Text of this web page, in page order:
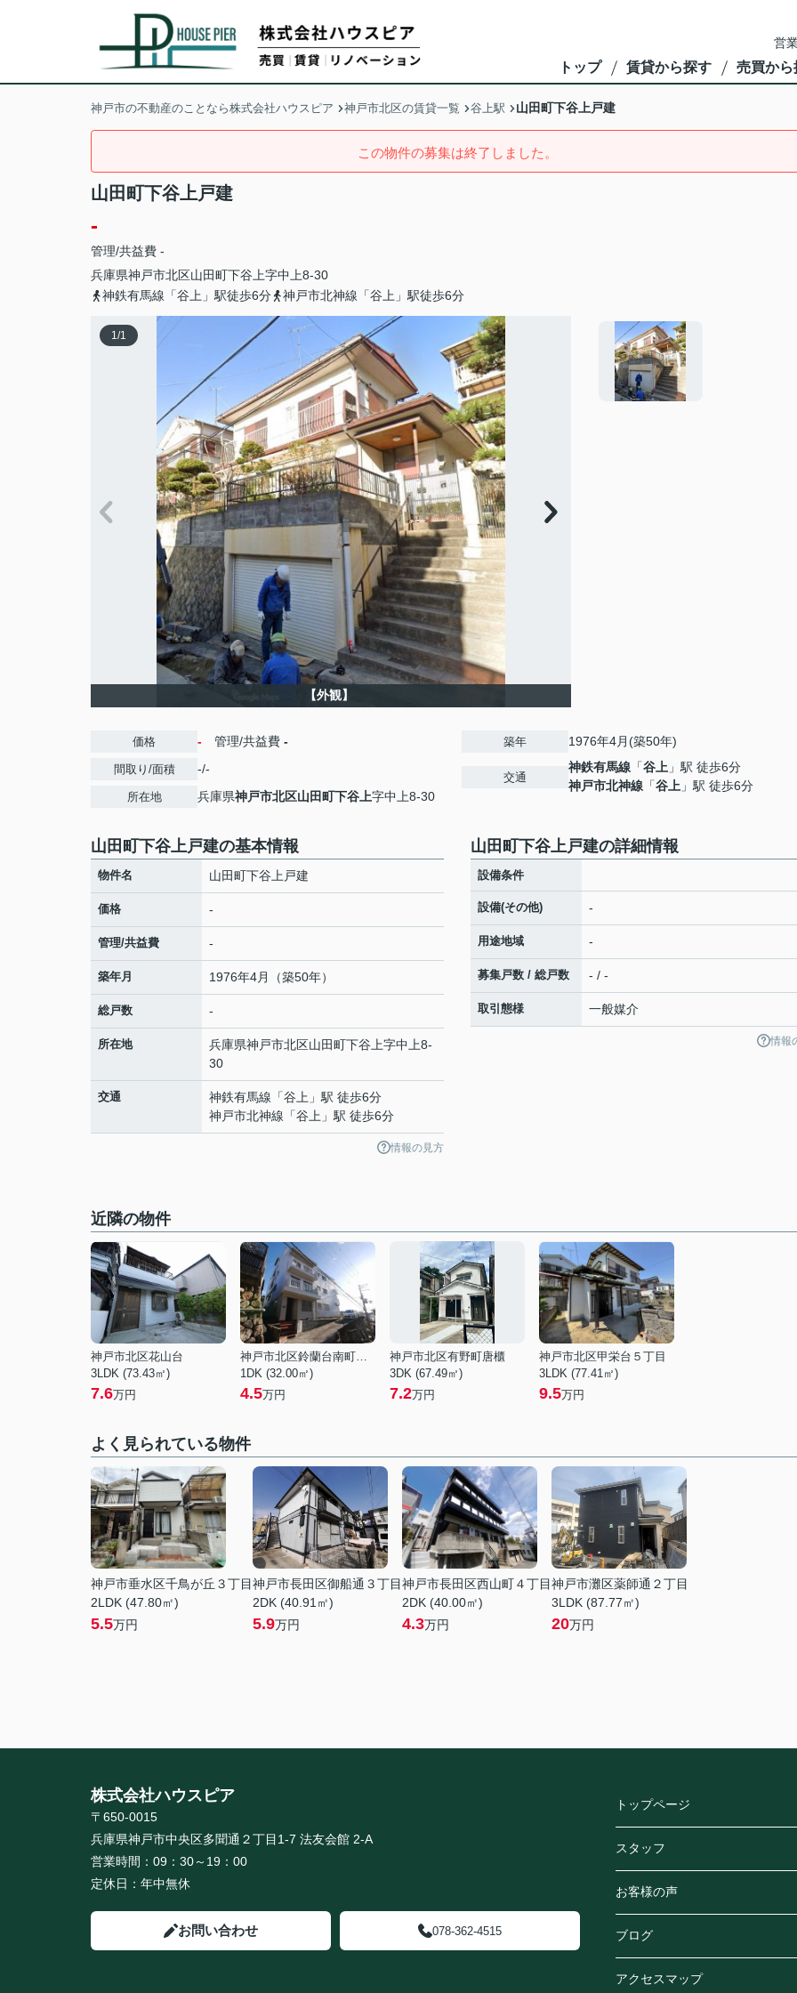
営
トップ 賃貸から探す 売買から
神戸市の不動産のことなら株式会社ハウスピア 神戸市北区の賃貸一覧 谷上駅 山田町下谷上戸建
この物件の募集は終了しました。
山田町下谷上戸建
-
管理/共益費 -
兵庫県神戸市北区山田町下谷上字中上8-30
神鉄有馬線「谷上」駅徒歩6分
神戸市北神線「谷上」駅徒歩6分
1/1
【外観】
価格 - 管理/共益費 -
間取り/面積 -/-
所在地 兵庫県神戸市北区山田町下谷上字中上8-30
築年 1976年4月(築50年)
交通
神鉄有馬線 「谷上 」駅 徒歩6分
神戸市北神線 「谷上 」駅 徒歩6分
山田町下谷上戸建の基本情報
物件名 山田町下谷上戸建
価格 -
管理/共益費 -
築年月 1976年4月（築50年）
総戸数 -
所在地 兵庫県神戸市北区山田町下谷上字中上8-
30
交通 神鉄有馬線 「谷上 」駅 徒歩6分
神戸市北神線 「谷上 」駅 徒歩6分
情報の見方
山田町下谷上戸建の詳細情報
設備条件
設備(その他) -
用途地域 -
募集戸数 / 総戸数 - / -
取引態様 一般媒介
情報
近隣の物件
神戸市北区花山台
3LDK (73.43㎡)
7.6万円
神戸市北区鈴蘭台南町２丁目
1DK (32.00㎡)
4.5万円
神戸市北区有野町唐櫃
3DK (67.49㎡)
7.2万円
神戸市北区甲栄台５丁目
3LDK (77.41㎡)
9.5万円
よく見られている物件
神戸市垂水区千鳥が丘３丁目
2LDK (47.80㎡)
5.5万円
神戸市長田区御船通３丁目
2DK (40.91㎡)
5.9万円
神戸市長田区西山町４丁目
2DK (40.00㎡)
4.3万円
神戸市灘区薬師通２丁目
3LDK (87.77㎡)
20万円
株式会社ハウスピア
〒650-0015
兵庫県神戸市中央区多聞通２丁目1-7 法友会館 2-A
営業時間： 09：30～19：00
定休日： 年中無休
お問い合わせ 078-362-4515
トップページ
スタッフ
お客様の声
ブログ
アクセスマップ